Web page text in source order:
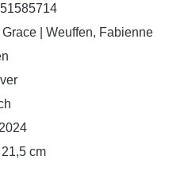
Grace | Weuffen, Fabienne
cm